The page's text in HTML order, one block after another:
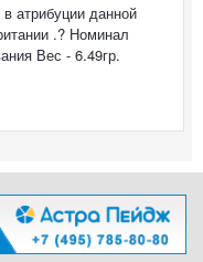
атрибуции данной
.? Номинал
Вес - 6.49гр.